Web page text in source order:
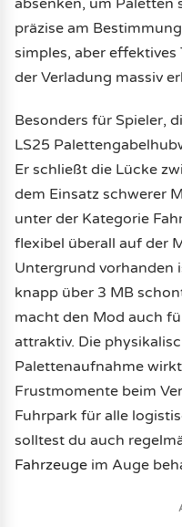
präzise am
simples, aber
der Verladung massiv
Besonders für Spieler,
LS25
Er schließt die Lücke
dem Einsatz schwerer
unter der Kategorie
flexibel überall auf der
Untergrund vorhanden
knapp über 3 MB
macht den Mod auch
attraktiv. Die
Palettenaufnahme
Frustmomente beim
Fuhrpark für alle
solltest du auch
Fahrzeuge im Auge